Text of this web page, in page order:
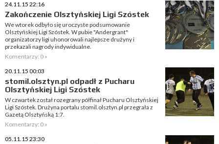
24.11.15 22:16
Zakończenie Olsztyńskiej Ligi Szóstek
We wtorek odbyło się uroczyste podsumowanie
Olsztyńskiej Ligi Szóstek. W pubie "Andergrant"
organizatorzy ligi uhonorowali najlepsze drużyny i
przekazali nagrody indywidualne.
Komentarzy: 0 »
20.11.15 00:03
stomil.olsztyn.pl odpadł z Pucharu
Olsztyńskiej Ligi Szóstek
W czwartek został rozegrany półfinał Pucharu Olsztyńskiej
Ligi Szóstek. Drużyna portalu stomil.olsztyn.pl przegrała z
Gazetą Olsztyńską 1:7.
Komentarzy: 0 »
05.11.15 23:30